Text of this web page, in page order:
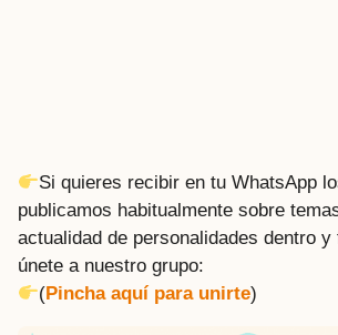
Si quieres recibir en tu WhatsApp
publicamos habitualmente sobre
actualidad de personalidades dentro
únete a nuestro grupo:
(Pincha aquí para unirte)